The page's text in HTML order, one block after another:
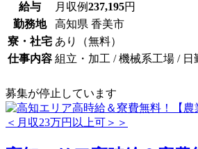
給与 月収例237,195円
勤務地
高知県 香美市
寮・社宅 あり（無料）
仕事内容 組立・加工 / 機械系工場 / 日
募集が停止しています